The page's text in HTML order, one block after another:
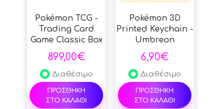
Pokémon TCG -
Trading Card
Game Classic Box
(Japanese)
899,00€
Διαθέσιμο
ΠΡΟΣΘΗΚΗ
ΣΤΟ ΚΑΛΑΘΙ
Pokémon 3D
Printed Keychain -
Umbreon
6,90€
Διαθέσιμο
ΠΡΟΣΘΗΚΗ
ΣΤΟ ΚΑΛΑΘΙ